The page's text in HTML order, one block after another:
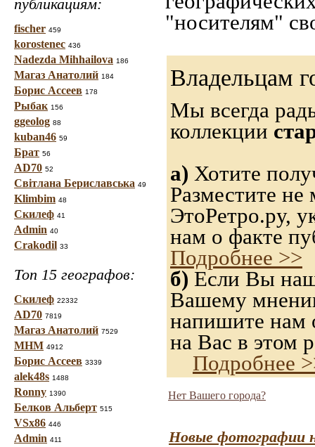
публикациям:
fischer 459
korostenec 436
Nadezda Mihhailova 186
Магаз Анатолий 184
Борис Ассеев 178
Рыбак 156
ggeolog 88
kuban46 59
Брат 56
AD70 52
Світлана Бериславська 49
Klimbim 48
Скилеф 41
Admin 40
Crakodil 33
Топ 15 географов:
Скилеф 22332
AD70 7819
Магаз Анатолий 7529
МНМ 4912
Борис Ассеев 3339
alek48s 1488
Ronny 1390
Белков Альберт 515
VSx86 446
Admin 411
"носителям"
Владельцам
Мы всегда
коллекции
а) Хотите
Разместите
ЭтоРетро.ру,
нам о факте
Подробнее >>
б) Если Вы
Вашему
напишите нам
на Вас в этом
Подробнее
Нет Вашего города?
Новые фотографии